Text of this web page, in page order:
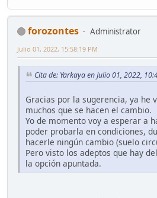
forozontes
Administrator
Julio 01, 2022, 15:58:19 PM
Cita de: Yarkaya en Julio 01, 2022,
Gracias por la sugerencia, ya he
muchos que se hacen el cambio.
Yo de momento voy a esperar a
poder probarla en condiciones,
hacerle ningún cambio (suelo
Pero visto los adeptos que hay
la opción apuntada.